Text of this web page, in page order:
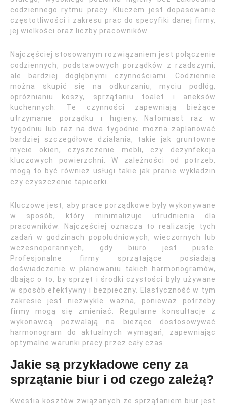
codziennego rytmu pracy. Kluczem jest dopasowanie
częstotliwości i zakresu prac do specyfiki danej firmy,
jej wielkości oraz liczby pracowników.
Najczęściej stosowanym rozwiązaniem jest połączenie
codziennych, podstawowych porządków z rzadszymi,
ale bardziej dogłębnymi czynnościami. Codziennie
można skupić się na odkurzaniu, myciu podłóg,
opróżnianiu koszy, sprzątaniu toalet i aneksów
kuchennych. Te czynności zapewniają bieżące
utrzymanie porządku i higieny. Natomiast raz w
tygodniu lub raz na dwa tygodnie można zaplanować
bardziej szczegółowe działania, takie jak gruntowne
mycie okien, czyszczenie mebli, czy dezynfekcja
kluczowych powierzchni. W zależności od potrzeb,
mogą to być również usługi takie jak pranie wykładzin
czy czyszczenie tapicerki.
Kluczowe jest, aby prace porządkowe były wykonywane
w sposób, który minimalizuje utrudnienia dla
pracowników. Najczęściej oznacza to realizację tych
zadań w godzinach popołudniowych, wieczornych lub
wczesnoporannych, gdy biuro jest puste.
Profesjonalne firmy sprzątające posiadają
doświadczenie w planowaniu takich harmonogramów,
dbając o to, by sprzęt i środki czystości były używane
w sposób efektywny i bezpieczny. Elastyczność w tym
zakresie jest niezwykle ważna, ponieważ potrzeby
firmy mogą się zmieniać. Regularne konsultacje z
wykonawcą pozwalają na bieżąco dostosowywać
harmonogram do aktualnych wymagań, zapewniając
optymalne warunki pracy przez cały czas.
Jakie są przykładowe ceny za
sprzątanie biur i od czego zależą?
Kwestia kosztów związanych ze sprzątaniem biur jest